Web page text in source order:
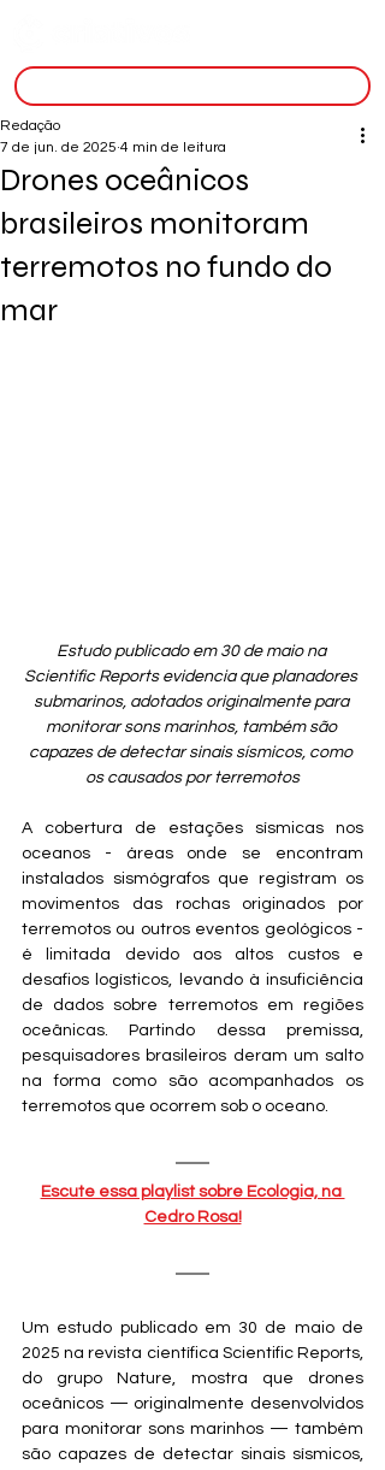
Drones oceânicos
brasileiros monitoram
terremotos no fundo do
mar
Redação
7 de jun. de 2025 4 min de leitura
Estudo publicado em 30 de maio na
Scientific Reports evidencia que planadores
submarinos, adotados originalmente para
monitorar sons marinhos, também são
capazes de detectar sinais sísmicos, como
os causados por terremotos
A cobertura de estações sísmicas nos
oceanos - áreas onde se encontram
instalados sismógrafos que registram os
movimentos das rochas originados por
terremotos ou outros eventos geológicos -
é limitada devido aos altos custos e
desafios logísticos, levando à insuficiência
de dados sobre terremotos em regiões
oceânicas. Partindo dessa premissa,
pesquisadores brasileiros deram um salto
na forma como são acompanhados os
terremotos que ocorrem sob o oceano.
Escute essa playlist sobre Ecologia, na
Cedro Rosa!
Um estudo publicado em 30 de maio de
2025 na revista científica Scientific Reports,
do grupo Nature, mostra que drones
oceânicos — originalmente desenvolvidos
para monitorar sons marinhos — também
são capazes de detectar sinais sísmicos,